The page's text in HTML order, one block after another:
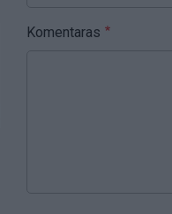
Komentaras